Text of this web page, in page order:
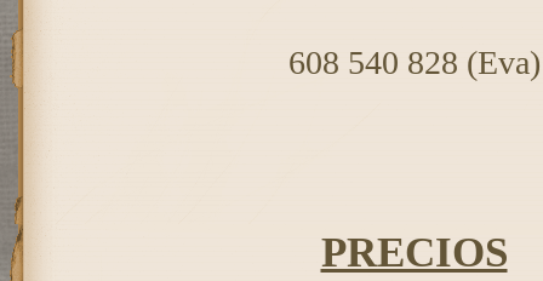
608 540 828 (Eva)
PRECIOS